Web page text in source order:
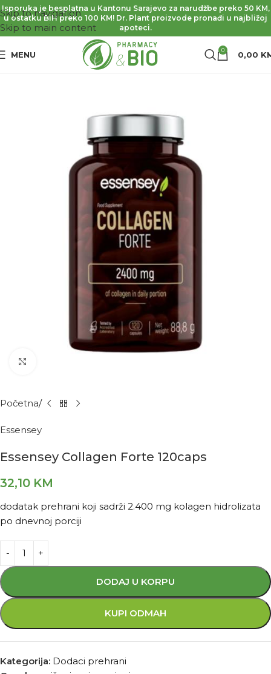
Skip to navigation
Skip to main content
Isporuka je besplatna u Kantonu Sarajevo za narudžbe preko 50 KM,
u ostatku BiH preko 100 KM! Dr. Plant proizvode pronađi u najbližoj
apoteci.
MENU 0 0,00
Početna
Essensey
Essensey Collagen Forte 120caps
32,10 KM
dodatak prehrani koji sadrži 2.400 mg kolagen hidrolizata
po dnevnoj porciji
DODAJ U KORPU
KUPI ODMAH
Kategorija: Dodaci prehrani